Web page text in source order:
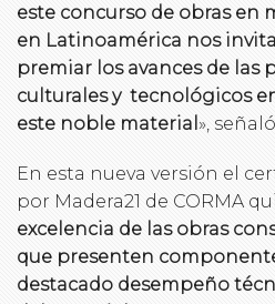
este concurso de obras en
en Latinoamérica nos
premiar los avances de las
culturales y tecnológicos
este noble material », señaló.
En esta nueva versión el
por Madera21 de CORMA
excelencia de las obras
que presenten
destacado desempeño